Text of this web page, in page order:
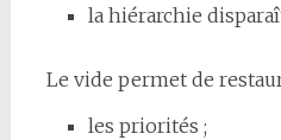
la hiérarchie
Le vide permet de
les priorités ;